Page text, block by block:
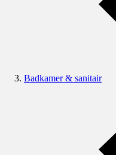
Badkamer & sanitair